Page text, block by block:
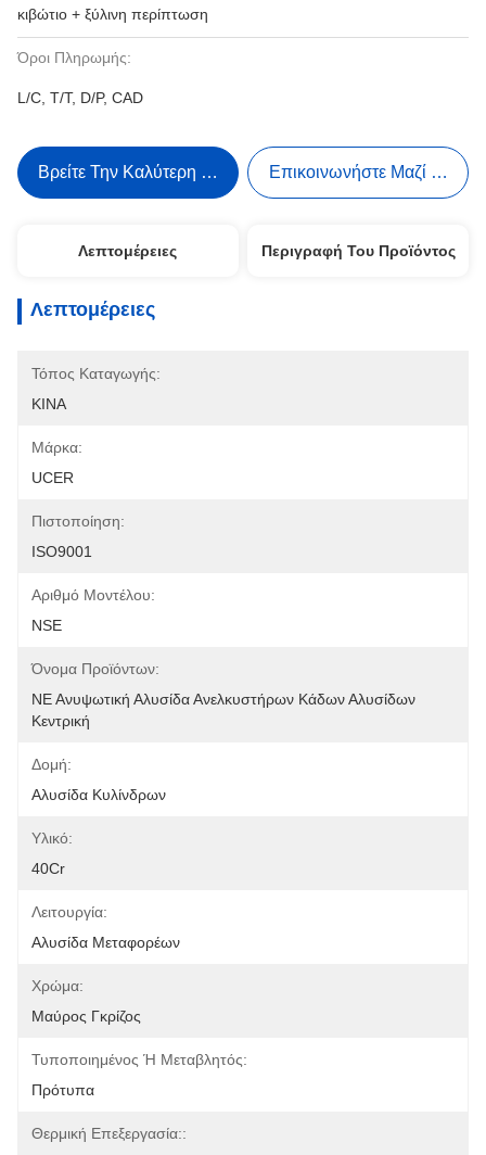
κιβώτιο + ξύλινη περίπτωση
Όροι Πληρωμής:
L/C, T/T, D/P, CAD
Βρείτε Την Καλύτερη Τιμή Επικοινωνήστε Μαζί Μας
Λεπτομέρειες Περιγραφή Του Προϊόντος
Λεπτομέρειες
Τόπος Καταγωγής:
ΚΙΝΑ
Μάρκα:
UCER
Πιστοποίηση:
ISO9001
Αριθμό Μοντέλου:
NSE
Όνομα Προϊόντων:
ΝΕ Ανυψωτική Αλυσίδα Ανελκυστήρων Κάδων Αλυσίδων
Κεντρική
Δομή:
Αλυσίδα Κυλίνδρων
Υλικό:
40Cr
Λειτουργία:
Αλυσίδα Μεταφορέων
Χρώμα:
Μαύρος Γκρίζος
Τυποποιημένος Ή Μεταβλητός:
Πρότυπα
Θερμική Επεξεργασία::